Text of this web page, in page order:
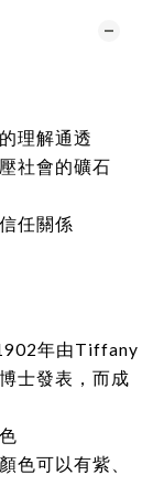
理解通透
社會的礦石
任關係
年由Tiffany
士發表，而成
色可以有紫、